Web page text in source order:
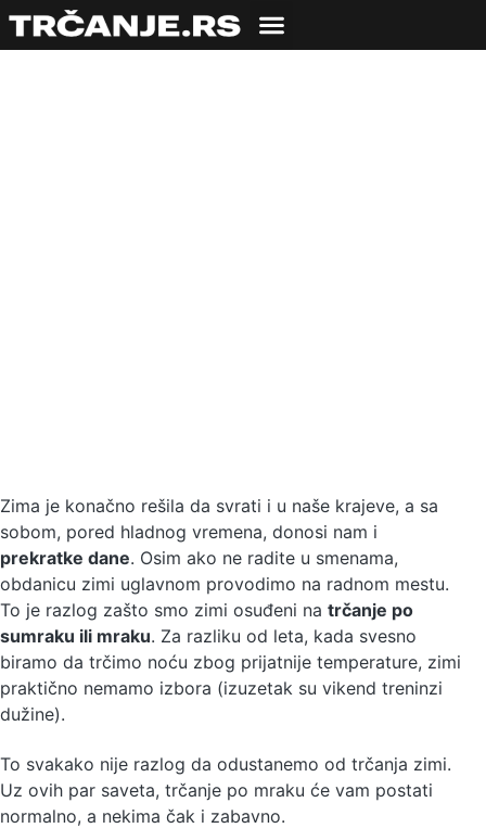
Zima je konačno rešila da svrati i u naše krajeve, a sa
sobom, pored hladnog vremena, donosi nam i
prekratke dane. Osim ako ne radite u smenama,
obdanicu zimi uglavnom provodimo na radnom mestu.
To je razlog zašto smo zimi osuđeni na trčanje po
sumraku ili mraku. Za razliku od leta, kada svesno
biramo da trčimo noću zbog prijatnije temperature, zimi
praktično nemamo izbora (izuzetak su vikend treninzi
dužine).
To svakako nije razlog da odustanemo od trčanja zimi.
Uz ovih par saveta, trčanje po mraku će vam postati
normalno, a nekima čak i zabavno.